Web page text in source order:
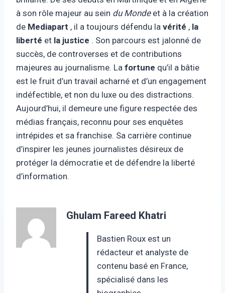
à son rôle majeur au sein du Mondeet à la création
de Mediapart , il a toujours défendu la vérité , la
liberté et la justice . Son parcours est jalonné de
succès, de controverses et de contributions
majeures au journalisme. La fortune qu’il a bâtie
est le fruit d’un travail acharné et d’un engagement
indéfectible, et non du luxe ou des distractions.
Aujourd’hui, il demeure une figure respectée des
médias français, reconnu pour ses enquêtes
intrépides et sa franchise. Sa carrière continue
d’inspirer les jeunes journalistes désireux de
protéger la démocratie et de défendre la liberté
d’information.
Ghulam Fareed Khatri
Bastien Roux est un
rédacteur et analyste de
contenu basé en France,
spécialisé dans les